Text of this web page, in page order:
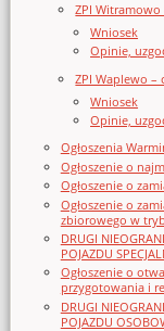
ZPI Witramowo
Wniosek
Opinie,
ZPI Waplewo –
Wniosek
Opinie,
Ogłoszenia
Ogłoszenie o
Ogłoszenie o
Ogłoszenie o
zbiorowego w
DRUGI
POJAZDU
Ogłoszenie o
przygotowania i
DRUGI
POJAZDU